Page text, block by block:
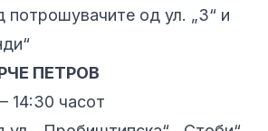
потрошувачите од ул. „3“ и
ПЕТРОВ
14:30 часот